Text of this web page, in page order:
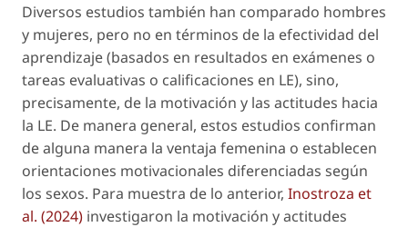
Diversos estudios también han comparado hombres
y mujeres, pero no en términos de la efectividad del
aprendizaje (basados en resultados en exámenes o
tareas evaluativas o calificaciones en LE), sino,
precisamente, de la motivación y las actitudes hacia
la LE. De manera general, estos estudios confirman
de alguna manera la ventaja femenina o establecen
orientaciones motivacionales diferenciadas según
los sexos. Para muestra de lo anterior, Inostroza et
al. (2024) investigaron la motivación y actitudes